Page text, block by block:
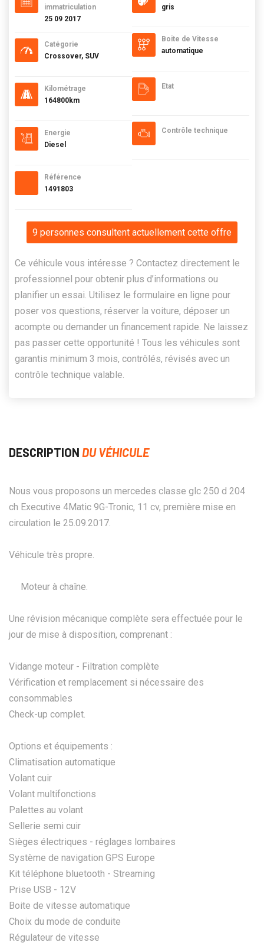
immatriculation
25 09 2017
Catégorie
Crossover, SUV
Kilométrage
164800km
Energie
Diesel
Référence
1491803
gris
Boite de Vitesse
automatique
Etat
Contrôle technique
9 personnes consultent actuellement cette offre
Ce véhicule vous intéresse ? Contactez directement le
professionnel pour obtenir plus d’informations ou
planifier un essai. Utilisez le formulaire en ligne pour
poser vos questions, réserver la voiture, déposer un
acompte ou demander un financement rapide. Ne laissez
pas passer cette opportunité ! Tous les véhicules sont
garantis minimum 3 mois, contrôlés, révisés avec un
contrôle technique valable.
DESCRIPTION DU VÉHICULE
Nous vous proposons un mercedes classe glc 250 d 204
ch Executive 4Matic 9G-Tronic, 11 cv, première mise en
circulation le 25.09.2017.
Véhicule très propre.
Moteur à chaîne.
Une révision mécanique complète sera effectuée pour le
jour de mise à disposition, comprenant :
Vidange moteur - Filtration complète
Vérification et remplacement si nécessaire des
consommables
Check-up complet.
Options et équipements :
Climatisation automatique
Volant cuir
Volant multifonctions
Palettes au volant
Sellerie semi cuir
Sièges électriques - réglages lombaires
Système de navigation GPS Europe
Kit téléphone bluetooth - Streaming
Prise USB - 12V
Boite de vitesse automatique
Choix du mode de conduite
Régulateur de vitesse